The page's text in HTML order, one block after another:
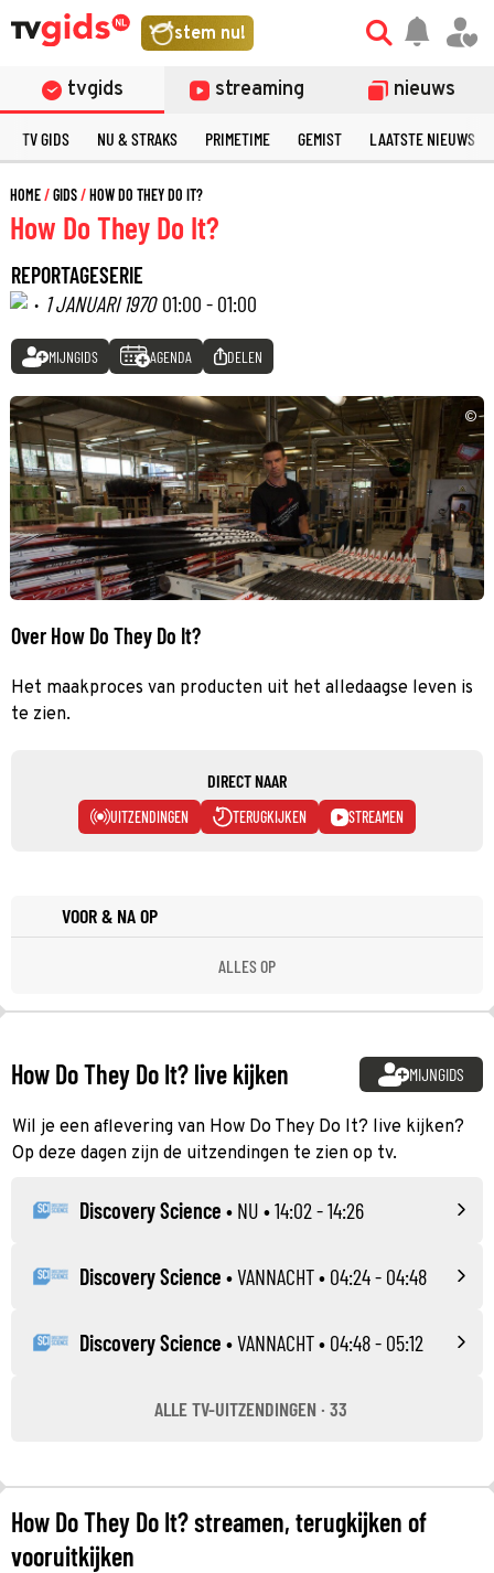
stem nu!
tvgids streaming nieuws
TV GIDS NU & STRAKS PRIMETIME GEMIST LAATSTE NIEUWS
HOME GIDS HOW DO THEY DO IT?
How Do They Do It?
REPORTAGESERIE
· 1 JANUARI 1970 01:00 - 01:00
MIJNGIDS AGENDA DELEN
©
Over How Do They Do It?
Het maakproces van producten uit het alledaagse leven is
te zien.
DIRECT NAAR
UITZENDINGEN TERUGKIJKEN STREAMEN
VOOR & NA OP
ALLES OP
How Do They Do It? live kijken MIJNGIDS
Wil je een aflevering van How Do They Do It? live kijken?
Op deze dagen zijn de uitzendingen te zien op tv.
Discovery Science • NU • 14:02 - 14:26
Discovery Science •VANNACHT• 04:24 - 04:48
Discovery Science •VANNACHT• 04:48 - 05:12
ALLE TV-UITZENDINGEN · 33
How Do They Do It? streamen, terugkijken of
vooruitkijken